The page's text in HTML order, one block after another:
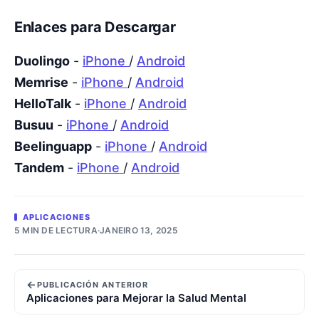
Enlaces para Descargar
Duolingo - iPhone / Android
Memrise - iPhone / Android
HelloTalk - iPhone / Android
Busuu - iPhone / Android
Beelinguapp - iPhone / Android
Tandem - iPhone / Android
APLICACIONES
5 MIN DE LECTURA·JANEIRO 13, 2025
←PUBLICACIÓN ANTERIOR
Aplicaciones para Mejorar la Salud Mental